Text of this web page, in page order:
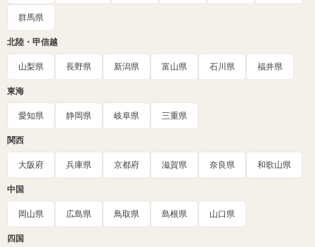
群馬県
北陸・甲信越
山梨県 長野県 新潟県 富山県 石川県 福井県
東海
愛知県 静岡県 岐阜県 三重県
関西
大阪府 兵庫県 京都府 滋賀県 奈良県 和歌山県
中国
岡山県 広島県 鳥取県 島根県 山口県
四国